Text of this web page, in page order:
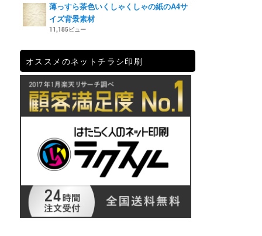
薄っすら茶色いくしゃくしゃの紙のA4サ
イズ背景素材
11,185ビュー
オススメのネットチラシ印刷